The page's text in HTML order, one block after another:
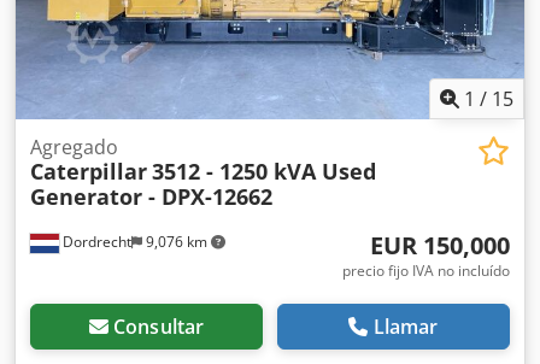
1 / 15
Dordrecht 9,076 km
Agregado
Caterpillar3512 - 1250 kVA Used
Generator - DPX-12662
EUR 150,000
precio fijo IVA no incluído
Consultar Llamar